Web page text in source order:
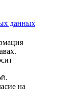
данных
на